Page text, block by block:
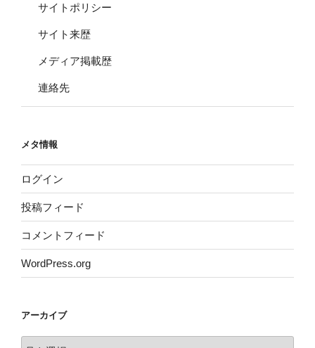
サイトポリシー
サイト来歴
メディア掲載歴
連絡先
メタ情報
ログイン
投稿フィード
コメントフィード
WordPress.org
アーカイブ